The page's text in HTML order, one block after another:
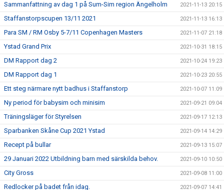
Sammanfattning av dag 1 på Sum-Sim region Ängelholm 2021-11-13 20:15
Staffanstorpscupen 13/11 2021 2021-11-13 16:13
Para SM / RM Osby 5-7/11 Copenhagen Masters 2021-11-07 21:18
Ystad Grand Prix 2021-10-31 18:15
DM Rapport dag 2 2021-10-24 19:23
DM Rapport dag 1 2021-10-23 20:55
Ett steg närmare nytt badhus i Staffanstorp 2021-10-07 11:09
Ny period för babysim och minisim 2021-09-21 09:04
Träningsläger för Styrelsen 2021-09-17 12:13
Sparbanken Skåne Cup 2021 Ystad 2021-09-14 14:29
Recept på bullar 2021-09-13 15:07
29 Januari 2022 Utbildning barn med särskilda behov. 2021-09-10 10:50
City Gross 2021-09-08 11:00
Redlocker på badet från idag. 2021-09-07 14:41